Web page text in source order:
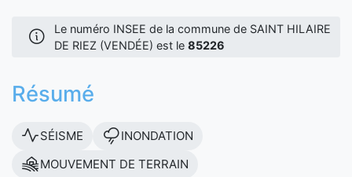
Le numéro INSEE de la commune de SAINT HILAIRE
DE RIEZ (VENDÉE) est le 85226
Résumé
SÉISME
INONDATION
MOUVEMENT DE TERRAIN